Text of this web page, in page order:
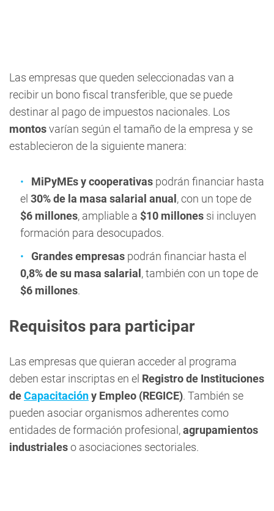
Las empresas que queden seleccionadas van a
recibir un bono fiscal transferible, que se puede
destinar al pago de impuestos nacionales. Los
montosvarían según el tamaño de la empresa y se
establecieron de la siguiente manera:
MiPyMEs y cooperativas podrán financiar hasta
el 30% de la masa salarial anual , con un tope de
$6 millones, ampliable a $10 millones si incluyen
formación para desocupados.
Grandes empresas podrán financiar hasta el
0,8% de su masa salarial , también con un tope de
$6 millones.
Requisitos para participar
Las empresas que quieran acceder al programa
deben estar inscriptas en el Registro de Instituciones
deCapacitacióny Empleo (REGICE). También se
pueden asociar organismos adherentes como
entidades de formación profesional,agrupamientos
industrialeso asociaciones sectoriales.